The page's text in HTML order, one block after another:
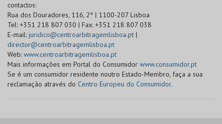
contactos:
Rua dos Douradores, 116, 2º | 1100-207 Lisboa
Tel: +351 218 807 030 | Fax: +351 218 807 038
E-mail: juridico@centroarbitragemlisboa.pt |
director@centroarbitragemlisboa.pt
Web: www.centroarbitragemlisboa.pt
Mais informações em Portal do Consumidor www.consumidor.pt
Se é um consumidor residente noutro Estado-Membro, faça a sua
reclamação através do Centro Europeu do Consumidor.